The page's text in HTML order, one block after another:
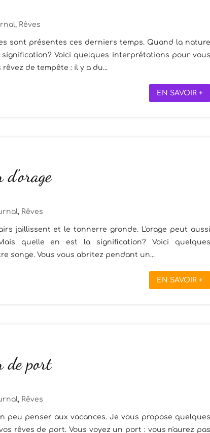
, Rêves
sont présentes ces derniers temps. Quand la
Voici quelques interprétations pour
de tempête : il y a du...
EN SAVOIR +
, Rêves
jaillissent et le tonnerre gronde. L'orage peut
quelle en est la signification? Voici
songe. Vous vous abritez pendant un...
EN SAVOIR +
de port
, Rêves
peu penser aux vacances. Je vous propose
rêves de port. Vous voyez un port : vous n'aurez